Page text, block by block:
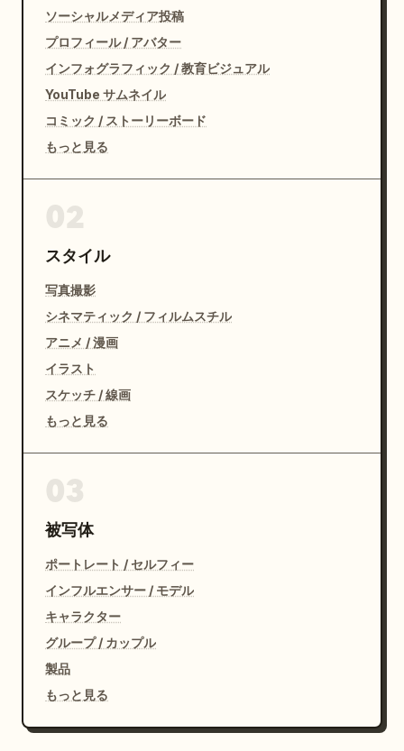
ソーシャルメディア投稿
プロフィール / アバター
インフォグラフィック / 教育ビジュアル
YouTube サムネイル
コミック / ストーリーボード
もっと見る
スタイル
写真撮影
シネマティック / フィルムスチル
アニメ / 漫画
イラスト
スケッチ / 線画
もっと見る
被写体
ポートレート / セルフィー
インフルエンサー / モデル
キャラクター
グループ / カップル
製品
もっと見る